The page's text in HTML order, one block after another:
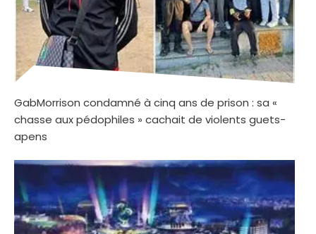
GabMorrison condamné à cinq ans de prison : sa «
chasse aux pédophiles » cachait de violents guets-
apens